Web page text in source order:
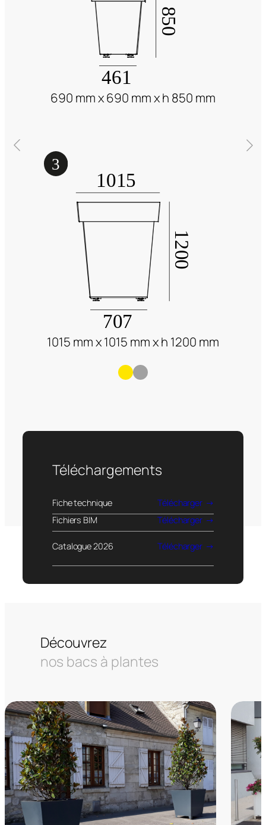
690 mm x 690 mm x h 850 mm
1015 mm x 1015 mm x h 1200 mm
Téléchargements
Fiche technique
Télécharger
Fichiers BIM
Télécharger
Catalogue 2026 Télécharger
Découvrez
nos bacs à plantes